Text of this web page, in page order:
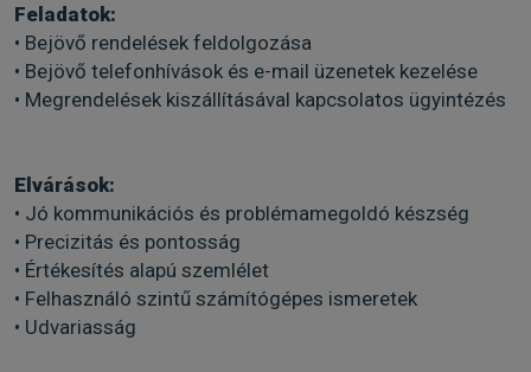
Feladatok:
• Bejövő rendelések feldolgozása
• Bejövő telefonhívások és e-mail üzenetek kezelése
• Megrendelések kiszállításával kapcsolatos ügyintézés
Elvárások:
• Jó kommunikációs és problémamegoldó készség
• Precizitás és pontosság
• Értékesítés alapú szemlélet
• Felhasználó szintű számítógépes ismeretek
• Udvariasság